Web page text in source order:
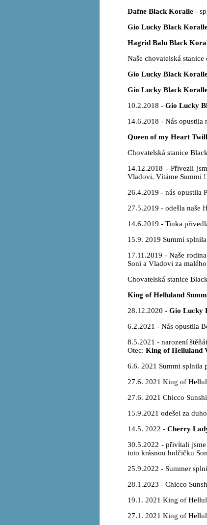
Dafne Black Koralle -
Gio Lucky Black
Hagrid Balu Black
Naše chovatelská
Gio Lucky Black
Gio Lucky Black
10.2.2018 - Gio Lucky
14.6.2018 - Nás opustila
Queen of my Heart
Chovatelská stanice
14.12.2018 - Přivezli
Vladovi. Vítáme Summi !
26.4.2019 - nás opustila
27.5.2019 - odešla naše
14.6.2019 - Tinka
15.9. 2019 Summi
17.11.2019 - Naše
Soni a Vladovi za
Chovatelská stanice
King of Helluland
28.12.2020 - Gio Lucky
6.2.2021 - Nás opustila
8.5.2021 - narození
Otec: King of Helluland
6.6. 2021 Summi splnila
27.6. 2021 King of
27.6. 2021 Chicco
15.9.2021 odešel za
14.5. 2022 - Cherry
30.5.2022 - přivítali
tuto krásnou holčičku
25.9.2022 - Summer
28.1.2023 - Chicco
19.1. 2021 King of
27.1. 2021 King of